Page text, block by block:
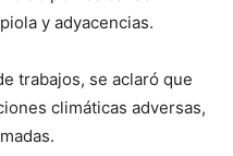
y adyacencias.
trabajos, se aclaró que
climáticas adversas,